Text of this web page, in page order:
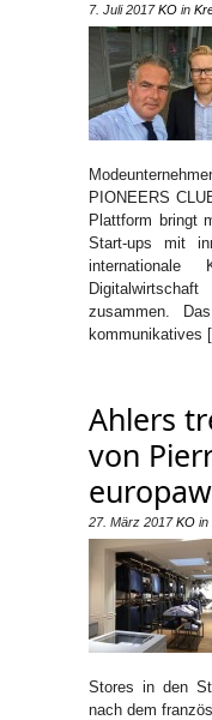
7. Juli 2017 KO in
PIONEERS
Plattform bringt
Start-ups mit
zusammen.
kommunikatives
Ahlers
von
27. März 2017 KO in
Stores in den
nach dem